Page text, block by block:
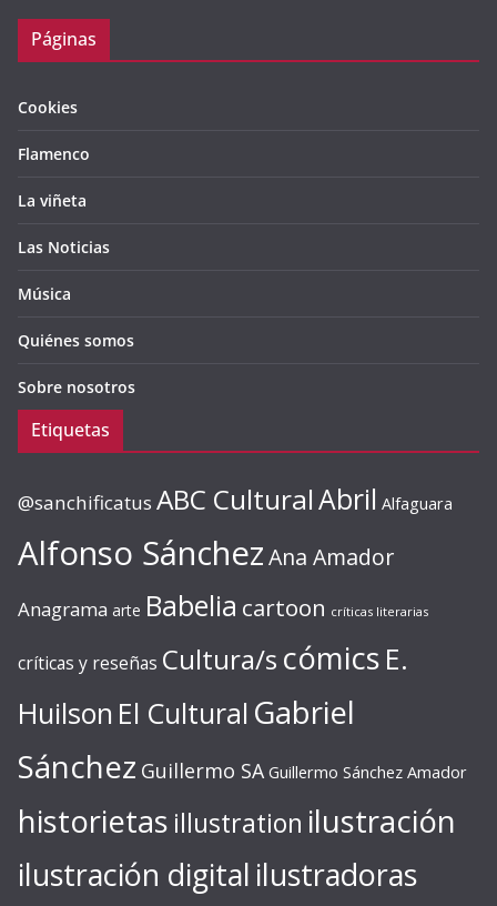
Páginas
Cookies
Flamenco
La viñeta
Las Noticias
Música
Quiénes somos
Sobre nosotros
Etiquetas
@sanchificatus ABC CulturalAbril Alfaguara
Alfonso SánchezAna Amador
Anagrama arte Babelia cartoon críticas literarias
críticas y reseñas Cultura/s cómics E.
Huilson El Cultural Gabriel
Sánchez Guillermo SA Guillermo Sánchez Amador
historietas illustration ilustración
ilustración digital ilustradoras